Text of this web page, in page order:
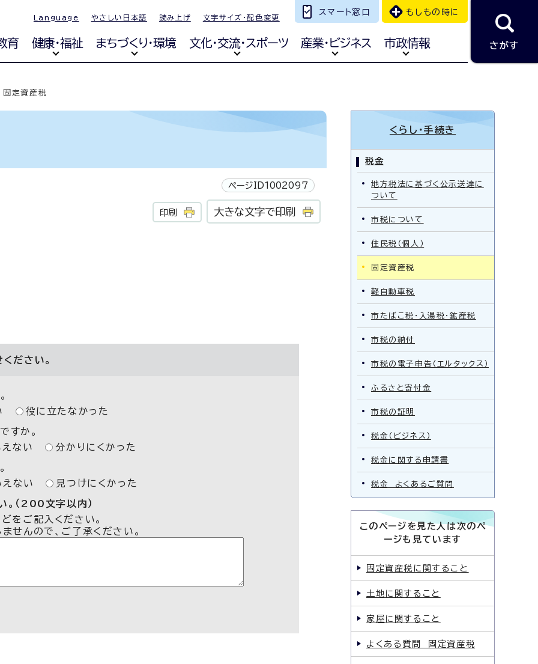
Language やさしい日本語 読み上げ 文字サイズ・配色変更
スマート窓口 もしもの時に
育 健康・福祉 まちづくり・環境 文化・交流・スポーツ 産業・ビジネス 市政情報 さがす
固定資産税
ページID1002097
印刷 大きな文字で印刷
ださい。
役に立たなかった
すか。
ない
分かりにくかった
えない
見つけにくかった
。（200文字以内）
をご記入ください。
せんので、ご了承ください。
くらし・手続き
税金
地方税法に基づく公示送達に
ついて
市税について
住民税（個人）
固定資産税
軽自動車税
市たばこ税・入湯税・鉱産税
市税の納付
市税の電子申告（エルタックス）
ふるさと寄付金
市税の証明
税金（ビジネス）
税金に関する申請書
税金 よくあるご質問
このページを見た人は次のペ
ージも見ています
固定資産税に関すること
土地に関すること
家屋に関すること
よくある質問 固定資産税